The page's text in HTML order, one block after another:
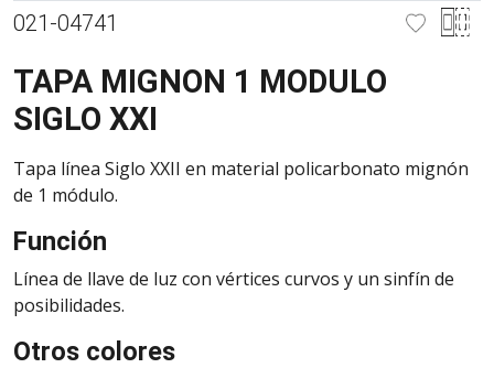
021-04741
TAPA MIGNON 1 MODULO
SIGLO XXI
Tapa línea Siglo XXII en material policarbonato mignón
de 1 módulo.
Función
Línea de llave de luz con vértices curvos y un sinfín de
posibilidades.
Otros colores